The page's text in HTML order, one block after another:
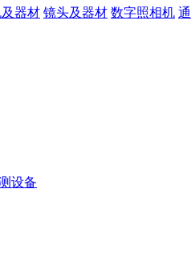
器材 镜头及器材 数字照相机
设备